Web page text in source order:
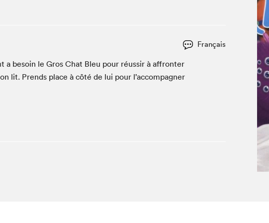
Liseur Public
Vitrine du Festival littéraire international Metropolis
Français
besoin le Gros Chat Bleu pour réus­sir à affron­ter
lit. Prends place à côté de lui pour l’ac­com­pa­g­n­er